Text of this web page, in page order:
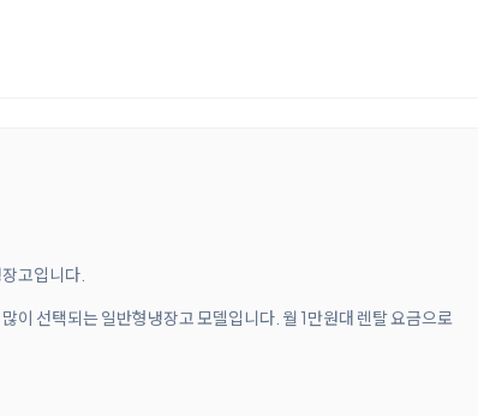
고입니다.
선택되는 일반형냉장고 모델입니다. 월 1만원대 렌탈 요금으로